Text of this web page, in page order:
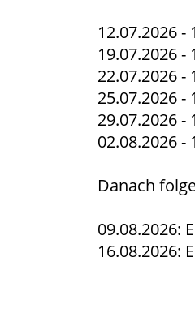
12.07.2026
19.07.2026
22.07.2026
25.07.2026
29.07.2026
02.08.2026
Danach
09.08.2026:
16.08.2026: